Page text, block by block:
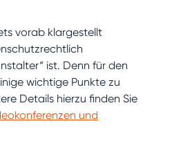
vorab klargestellt
ist. Denn für den
wichtige Punkte zu
Details hierzu finden Sie
und